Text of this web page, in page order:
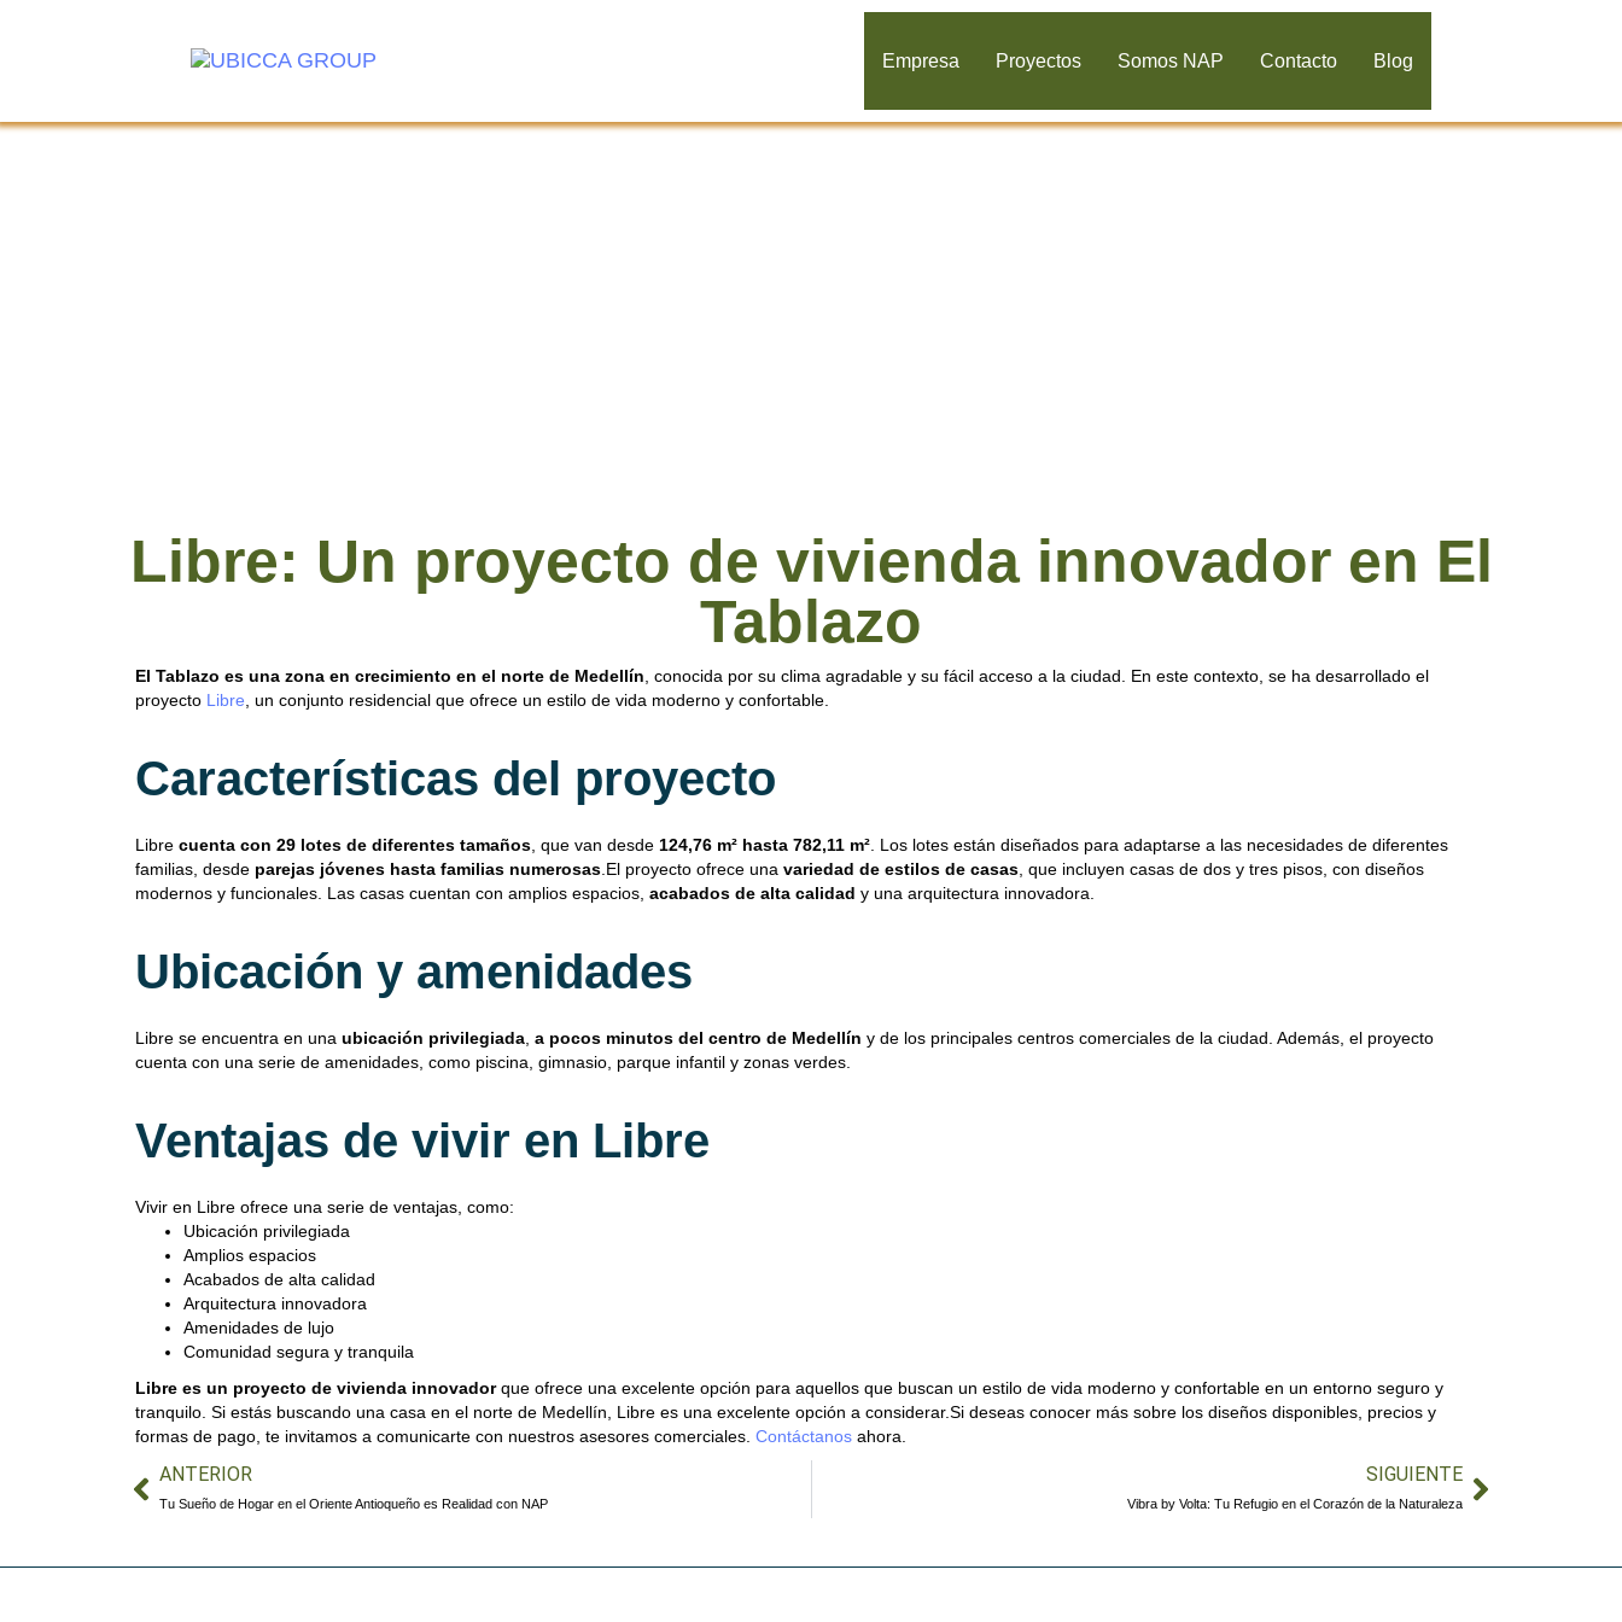
Empresa Proyectos Somos NAP Contacto Blog
Libre: Un proyecto de vivienda innovador en El
Tablazo
El Tablazo es una zona en crecimiento en el norte de Medellín , conocida por su clima agradable y su fácil acceso a la ciudad. En este contexto, se ha desarrollado el
proyecto Libre , un conjunto residencial que ofrece un estilo de vida moderno y confortable.
Características del proyecto
Libre cuenta con 29 lotes de diferentes tamaños , que van desde 124,76 m² hasta 782,11 m² . Los lotes están diseñados para adaptarse a las necesidades de diferentes
familias, desde parejas jóvenes hasta familias numerosas .El proyecto ofrece una variedad de estilos de casas , que incluyen casas de dos y tres pisos, con diseños
modernos y funcionales. Las casas cuentan con amplios espacios, acabados de alta calidad y una arquitectura innovadora.
Ubicación y amenidades
Libre se encuentra en una ubicación privilegiada a pocos minutos del centro de Medellín y de los principales centros comerciales de la ciudad. Además, el proyecto
cuenta con una serie de amenidades, como piscina, gimnasio, parque infantil y zonas verdes.
Ventajas de vivir en Libre
Vivir en Libre ofrece una serie de ventajas, como:
Ubicación privilegiada
Amplios espacios
Acabados de alta calidad
Arquitectura innovadora
Amenidades de lujo
Comunidad segura y tranquila
Libre es un proyecto de vivienda innovadorque ofrece una excelente opción para aquellos que buscan un estilo de vida moderno y confortable en un entorno seguro y
tranquilo. Si estás buscando una casa en el norte de Medellín, Libre es una excelente opción a considerar.Si deseas conocer más sobre los diseños disponibles, precios y
formas de pago, te invitamos a comunicarte con nuestros asesores comerciales. Contáctanos ahora.
ANTERIOR
Tu Sueño de Hogar en el Oriente Antioqueño es Realidad con NAP
SIGUIENTE
Vibra by Volta: Tu Refugio en el Corazón de la Naturaleza